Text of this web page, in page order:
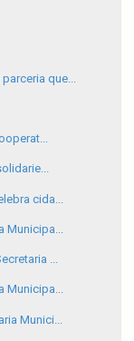
que...
cida...
...
Municipa...
Munici...